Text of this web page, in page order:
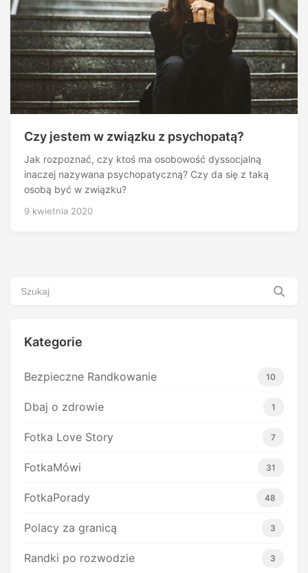
Czy jestem w związku z psychopatą?
Jak rozpoznać, czy ktoś ma osobowość dyssocjalną
inaczej nazywana psychopatyczną? Czy da się z taką
osobą być w związku?
9 kwietnia 2020
Kategorie
Bezpieczne Randkowanie 10
Dbaj o zdrowie 1
Fotka Love Story 7
FotkaMówi 31
FotkaPorady 48
Polacy za granicą 3
Randki po rozwodzie 3